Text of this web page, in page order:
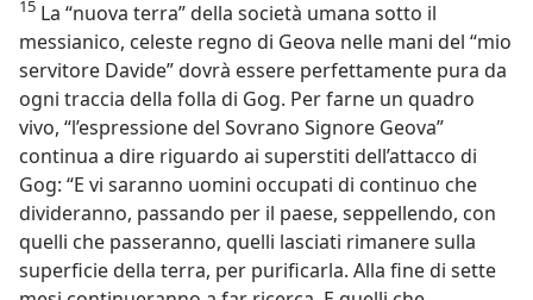
15 La “nuova terra” della società umana sotto il
messianico, celeste regno di Geova nelle mani del “mio
servitore Davide” dovrà essere perfettamente pura da
ogni traccia della folla di Gog. Per farne un quadro
vivo, “l’espressione del Sovrano Signore Geova”
continua a dire riguardo ai superstiti dell’attacco di
Gog: “E vi saranno uomini occupati di continuo che
divideranno, passando per il paese, seppellendo, con
quelli che passeranno, quelli lasciati rimanere sulla
superficie della terra, per purificarla. Alla fine di sette